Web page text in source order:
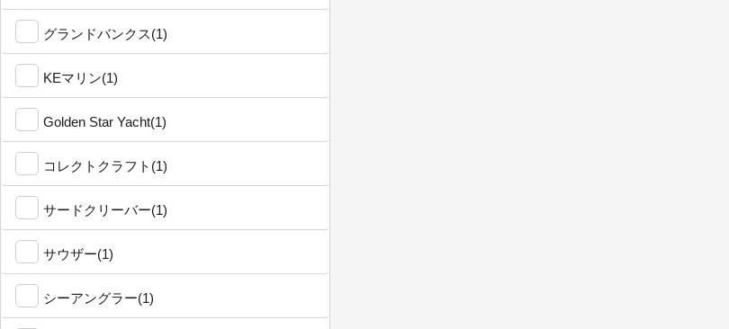
グランドバンクス(1)
KEマリン(1)
Golden Star Yacht(1)
コレクトクラフト(1)
サードクリーバー(1)
サウザー(1)
シーアングラー(1)